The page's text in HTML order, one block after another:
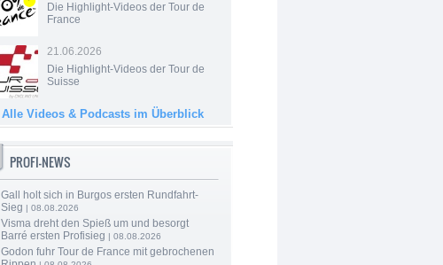
Die Highlight-Videos der Tour de
France
21.06.2026
Die Highlight-Videos der Tour de
Suisse
Alle Videos & Podcasts im Überblick
PROFI-NEWS
Gall holt sich in Burgos ersten Rundfahrt-
Sieg | 08.08.2026
Visma dreht den Spieß um und besorgt
Barré ersten Profisieg | 08.08.2026
Godon fuhr Tour de France mit gebrochenen